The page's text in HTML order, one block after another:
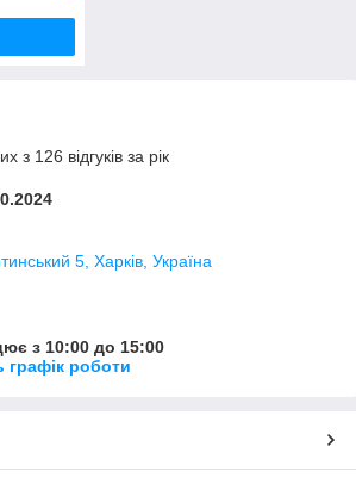
з 126 відгуків за рік
5, Харків, Україна
з 10:00 до 15:00
графік роботи